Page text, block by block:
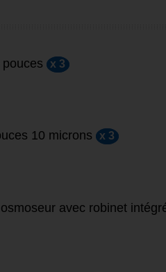
x 3
10 microns x 3
avec robinet